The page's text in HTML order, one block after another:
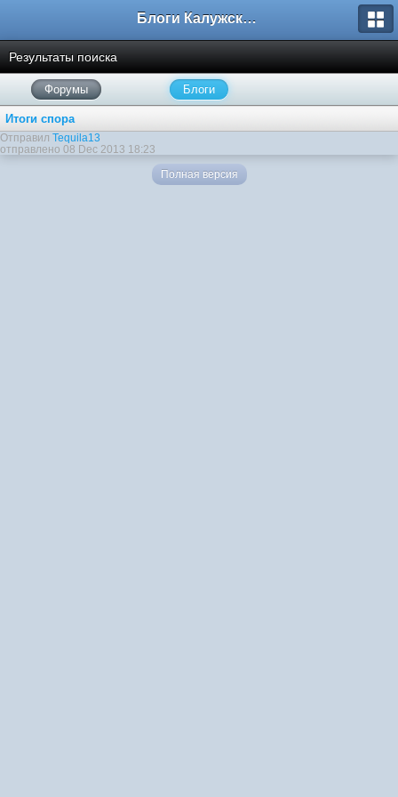
Блоги Калужского перекрестка
Результаты поиска
Форумы Блоги
Итоги спора
Отправил Tequila13
отправлено 08 Dec 2013 18:23
Полная версия